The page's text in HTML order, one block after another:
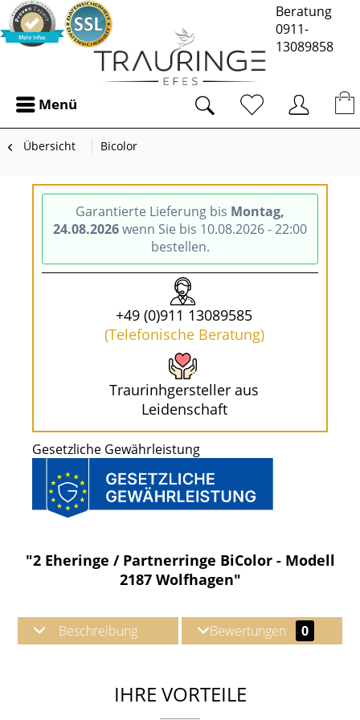
Beratung
0911-
13089858
Menü
Übersicht Bicolor
Garantierte Lieferung bis Montag,
24.08.2026wenn Sie bis 10.08.2026 - 22:00
bestellen.
+49 (0)911 13089585
(Telefonische Beratung)
Traurinhgersteller aus
Leidenschaft
Gesetzliche Gewährleistung
"2 Eheringe / Partnerringe BiColor - Modell
2187 Wolfhagen"
Beschreibung Bewertungen 0
IHRE VORTEILE